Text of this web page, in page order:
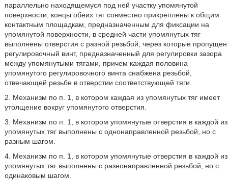
параллельно находящемуся под ней участку упомянутой
поверхности, концы обеих тяг совместно прикреплены к общим
контактным площадкам, предназначенным для фиксации на
упомянутой поверхности, в средней части упомянутых тяг
выполнены отверстия с разной резьбой, через которые пропущен
регулировочный винт, предназначенный для регулировки зазора
между упомянутыми тягами, причем каждая половина
упомянутого регулировочного винта снабжена резьбой,
отвечающей резьбе в отверстии соответствующей тяги.
2. Механизм по п. 1, в котором каждая из упомянутых тяг имеет
утолщение вокруг упомянутого отверстия.
3. Механизм по п. 1, в котором упомянутые отверстия в каждой из
упомянутых тяг выполнены с однонаправленной резьбой, но с
разным шагом.
4. Механизм по п. 1, в котором упомянутые отверстия в каждой из
упомянутых тяг выполнены с разнонаправленной резьбой, но с
одинаковым шагом.